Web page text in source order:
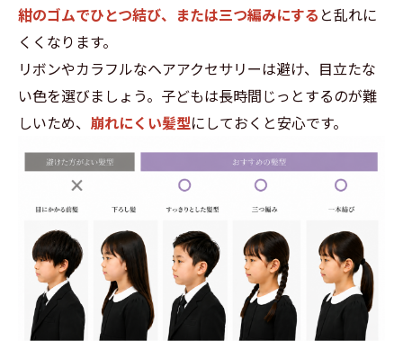
紺のゴムでひとつ結び、または三つ編みにする と乱れに
くくなります。
リボンやカラフルなヘアアクセサリーは避け、目立たな
い色を選びましょう。子どもは長時間じっとするのが難
しいため、 崩れにくい髪型にしておくと安心です。